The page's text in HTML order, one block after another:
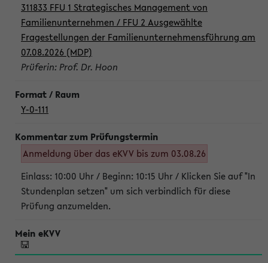
311833 FFU 1 Strategisches Management von
Familienunternehmen / FFU 2 Ausgewählte
Fragestellungen der Familienunternehmensführung am
07.08.2026 (MDP)
Prüferin: Prof. Dr. Hoon
Y-0-111
Anmeldung über das eKVV bis zum 03.08.26
Einlass: 10:00 Uhr / Beginn: 10:15 Uhr / Klicken Sie auf "In
Stundenplan setzen" um sich verbindlich für diese
Prüfung anzumelden.